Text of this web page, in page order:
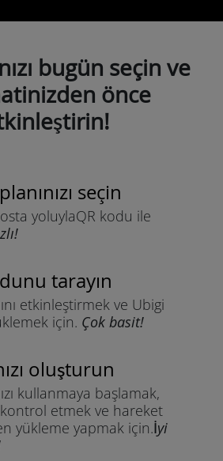
bugün seçin ve
önce
seçin
yoluylaQR kodu ile
tarayın
etkinleştirmek ve Ubigi
için. Çok basit!
oluşturun
kullanmaya başlamak,
etmek ve hareket
yükleme yapmak için.İyi